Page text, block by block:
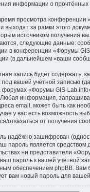
информации о
просмотра
выходят за рамки этого
источником получения
следующие данные:
в конференции «Форумы
(в дальнейшем «ваши
запись будет содержать,
под вашей учётной записью
форумах «Форумы GIS-
Любая информация,
email, может быть как
у вас есть возможность
отказаться от получения
надёжно зашифрован
пароль является средством
ни представители
пароль к вашей учётной
обеспечением phpBB. Вам
вам новый пароль для